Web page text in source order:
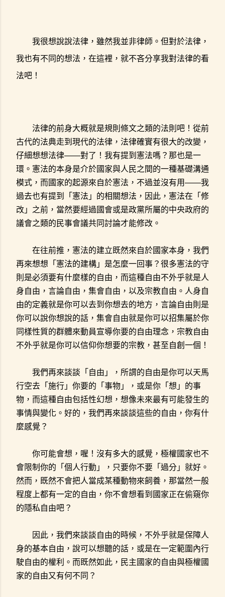
我很想說說法律，雖然我並非律師。但對於法律，
我也有不同的想法，在這裡，就不吝分享我對法律的看
法吧！
法律的前身大概就是規則條文之類的法則吧！從前
古代的法典走到現代的法律，法律確實有很大的改變，
仔細想想法律——對了！我有提到憲法嗎？那也是一
環。憲法的本身是介於國家與人民之間的一種基礎溝通
模式，而國家的起源來自於憲法，不過並沒有用——我
過去也有提到「憲法」的相關想法，因此，憲法在「修
改」之前，當然要經過國會或是政黨所屬的中央政府的
議會之類的民事會議共同討論才能修改。
在往前推，憲法的建立既然來自於國家本身，我們
再來想想「憲法的建構」是怎麼一回事？很多憲法的守
則是必須要有什麼樣的自由，而這種自由不外乎就是人
身自由，言論自由，集會自由，以及宗教自由。人身自
由的定義就是你可以去到你想去的地方，言論自由則是
你可以說你想說的話，集會自由就是你可以招集屬於你
同樣性質的群體來動員宣導你要的自由理念，宗教自由
不外乎就是你可以信仰你想要的宗教，甚至自創一個！
我們再來談談「自由」，所謂的自由是你可以天馬
行空去「施行」你要的「事物」，或是你「想」的事
物，而這種自由包括性幻想，想像未來最有可能發生的
事情與變化。好的，我們再來談談這些的自由，你有什
麼感覺？
你可能會想，喔！沒有多大的感覺，極權國家也不
會限制你的「個人行動」，只要你不要「過分」就好。
然而，既然不會把人當成某種動物來飼養，那當然一般
程度上都有一定的自由，你不會想看到國家正在偷窺你
的隱私自由吧？
因此，我們來談談自由的時候，不外乎就是保障人
身的基本自由，說可以想聽的話，或是在一定範圍內行
駛自由的權利。而既然如此，民主國家的自由與極權國
家的自由又有何不同？